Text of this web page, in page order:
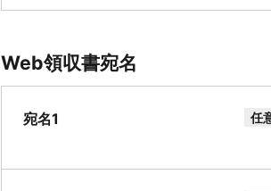
Web領収書宛名
宛名1 任